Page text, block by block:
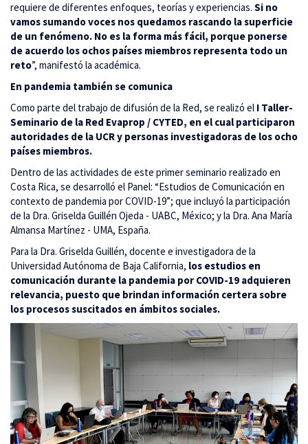
requiere de diferentes enfoques, teorías y experiencias. Si no
vamos sumando voces nos quedamos rascando la superficie
de un fenómeno. No es la forma más fácil, porque ponerse
de acuerdo los ochos países miembros representa todo un
reto”, manifestó la académica.
En pandemia también se comunica
Como parte del trabajo de difusión de la Red, se realizó el I Taller-
Seminario de la Red Evaprop / CYTED, en el cual participaron
autoridades de la UCR y personas investigadoras de los ocho
países miembros.
Dentro de las actividades de este primer seminario realizado en
Costa Rica, se desarrolló el Panel: “Estudios de Comunicación en
contexto de pandemia por COVID-19”; que incluyó la participación
de la Dra. Griselda Guillén Ojeda - UABC, México; y la Dra. Ana María
Almansa Martínez - UMA, España.
Para la Dra. Griselda Guillén, docente e investigadora de la
Universidad Autónoma de Baja California, los estudios en
comunicación durante la pandemia por COVID-19 adquieren
relevancia, puesto que brindan información certera sobre
los procesos suscitados en ámbitos sociales.